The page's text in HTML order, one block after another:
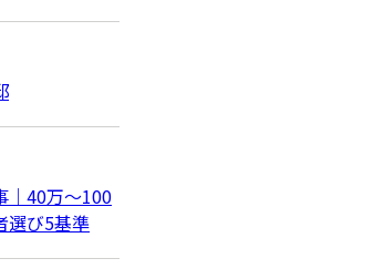
｜40万〜100
選び5基準